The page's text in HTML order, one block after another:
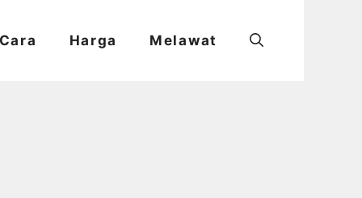
Harga Melawat